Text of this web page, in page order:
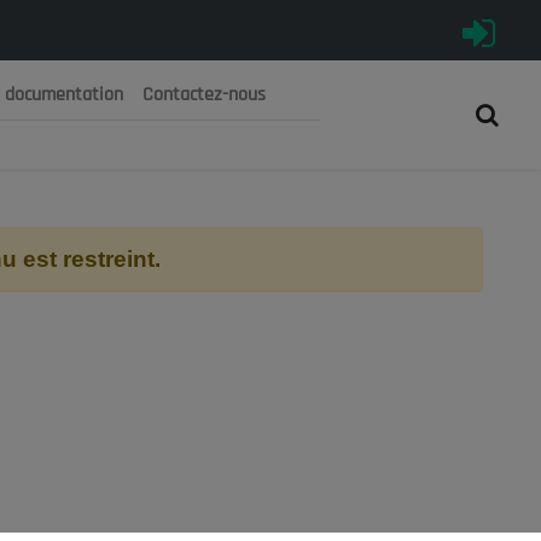
الجزائرية الديمقراطية الشعبية
documentation Contactez-nous
est restreint.